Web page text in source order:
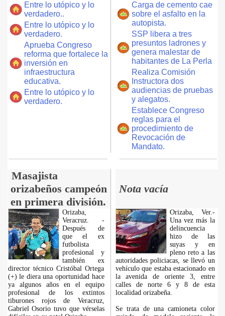
Entre lo utópico y lo
verdadero..
Entre lo utópico y lo
verdadero.
Aprueba Congreso
reforma que fortalece la
inversión en
infraestructura
educativa.
Entre lo utópico y lo
verdadero.
Carga de cemento cae
sobre el asfalto en la
autopista.
SSP libera a tres
presuntos ladrones y
genera malestar de
habitantes de La Perla
Realiza Comisión
Instructora dos
audiencias de pruebas
y alegatos.
Establece Congreso
reglas para el
procedimiento de
Revocación de
Mandato.
Masajista
orizabeños campeón
en primera división.
Nota vacía
Orizaba,
Veracruz. -
Después de
que el ex
futbolista
profesional y
también ex
director técnico Cristóbal Ortega
(+) le diera una oportunidad hace
ya algunos años en el equipo
profesional de los extintos
tiburones rojos de Veracruz,
Gabriel Osorio tuvo que vérselas
Orizaba, Ver.-
Una vez más la
delincuencia
hizo de las
suyas y en
pleno reto a las
autoridades policiacas, se llevó un
vehículo que estaba estacionado en
la avenida de oriente 3, entre
calles de norte 6 y 8 de esta
localidad orizabeña.
Se trata de una camioneta color